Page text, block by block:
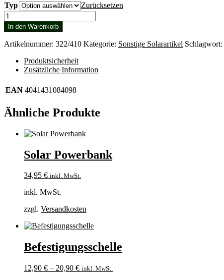
Typ
Zurücksetzen
Anschlussverschraubung
Menge
In den Warenkorb
Artikelnummer: 322/410 Kategorie: Sonstige Solarartikel Schlagwort:
Produktsicherheit
Zusätzliche Information
EAN 4041431084098
Ähnliche Produkte
Solar Powerbank
34,95 € inkl. MwSt.
inkl. MwSt.
zzgl. Versandkosten
Befestigungsschelle
12,90 € – 20,90 € inkl. MwSt.